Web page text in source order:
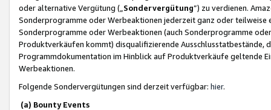
oder alternative Vergütung („ Sondervergütung”) zu verdienen.
Sonderprogramme oder Werbeaktionen jederzeit ganz oder
Sonderprogramme oder Werbeaktionen (auch Sonderprogramme
Produktverkäufen kommt) disqualifizierende Ausschlusstatbestände,
Programmdokumentation im Hinblick auf Produktverkäufe geltende
Werbeaktionen.
Folgende Sondervergütungen sind derzeit verfügbar: hier.
(a) Bounty Events